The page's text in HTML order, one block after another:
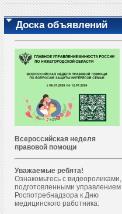
Доска объявлений
Всероссийская неделя
правовой помощи
Уважаемые ребята!
Ознакомьтесь с видеороликами,
подготовленными управлением
Роспотребнадзора к Дню
медицинского работника: